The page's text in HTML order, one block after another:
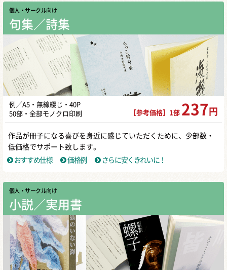
個人・サークル向け
句集／詩集
例／A5・無線綴じ・40P
50部・全部モノクロ印刷
【参考価格】1部 237 円
作品が冊子になる喜びを身近に感じていただくために、少部数・
低価格でサポート致します。
おすすめ仕様
価格例 さらに安くきれいに！
個人・サークル向け
小説／実用書